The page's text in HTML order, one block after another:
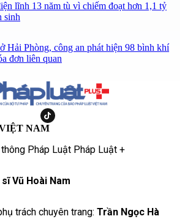
lĩnh 13 năm tù vì chiếm đoạt hơn 1,1 tỷ
sinh
Hải Phòng, công an phát hiện 98 bình khí
đơn liên quan
NAM
Pháp Luật Pháp Luật +
Vũ Hoài Nam
trách chuyên trang: Trần Ngọc Hà